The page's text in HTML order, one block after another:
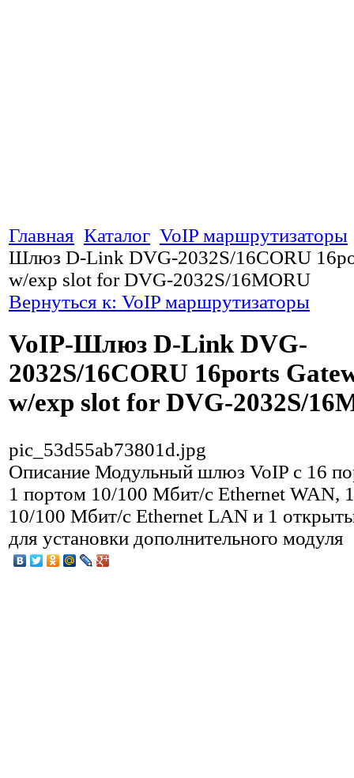
Главная Каталог VoIP маршрутизаторы
Шлюз D-Link DVG-2032S/16CORU
w/exp slot for DVG-2032S/16MORU
Вернуться к: VoIP маршрутизаторы
VoIP-Шлюз D-Link DVG-
2032S/16CORU 16ports
w/exp slot for DVG-2032S/
pic_53d55ab73801d.jpg
Описание Модульный шлюз VoIP с 16
1 портом 10/100 Мбит/с Ethernet WAN,
10/100 Мбит/с Ethernet LAN и 1
для установки дополнительного модуля